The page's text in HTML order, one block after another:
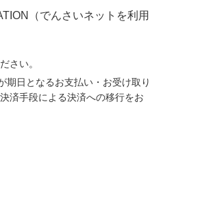
（でんさいネットを利用
さい。
期日となるお支払い・お受け取り
済手段による決済への移行をお